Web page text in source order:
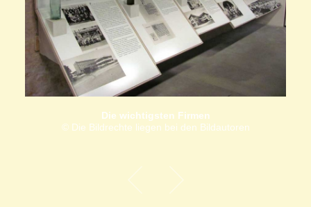
Die wichtigsten Firmen
© Die Bildrechte liegen bei den Bildautoren